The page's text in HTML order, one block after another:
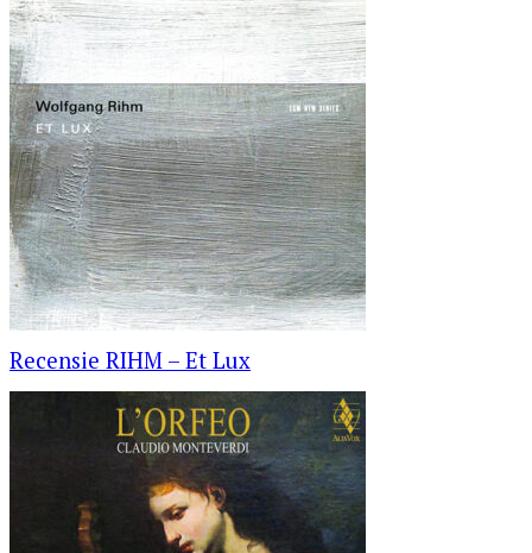
Recensie RIHM – Et Lux